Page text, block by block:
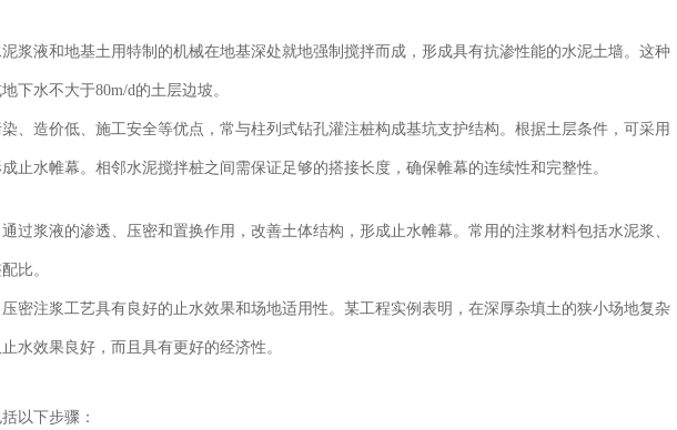
浆液和地基土用特制的机械在地基深处就地强制搅拌而成，形成具有抗渗性能的水泥土墙。这种
下水不大于80m/d的土层边坡。
、造价低、施工安全等优点，常与柱列式钻孔灌注桩构成基坑支护结构。根据土层条件，可采用
止水帷幕。相邻水泥搅拌桩之间需保证足够的搭接长度，确保帷幕的连续性和完整性。
过浆液的渗透、压密和置换作用，改善土体结构，形成止水帷幕。常用的注浆材料包括水泥浆、
比。
密注浆工艺具有良好的止水效果和场地适用性。某工程实例表明，在深厚杂填土的狭小场地复杂
水效果良好，而且具有更好的经济性。
以下步骤：